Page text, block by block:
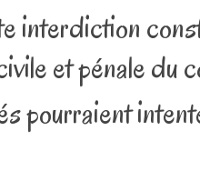
interdiction
et pénale du
pourraient